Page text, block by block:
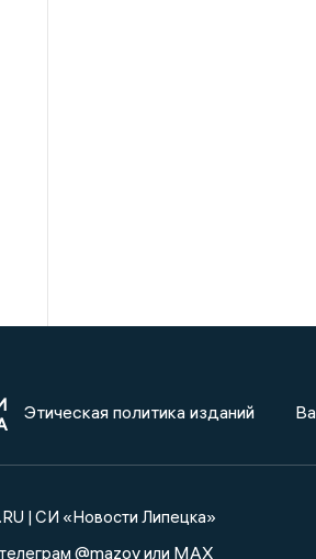
Этическая политика изданий
| СИ «Новости Липецка»
@mazovили MAX